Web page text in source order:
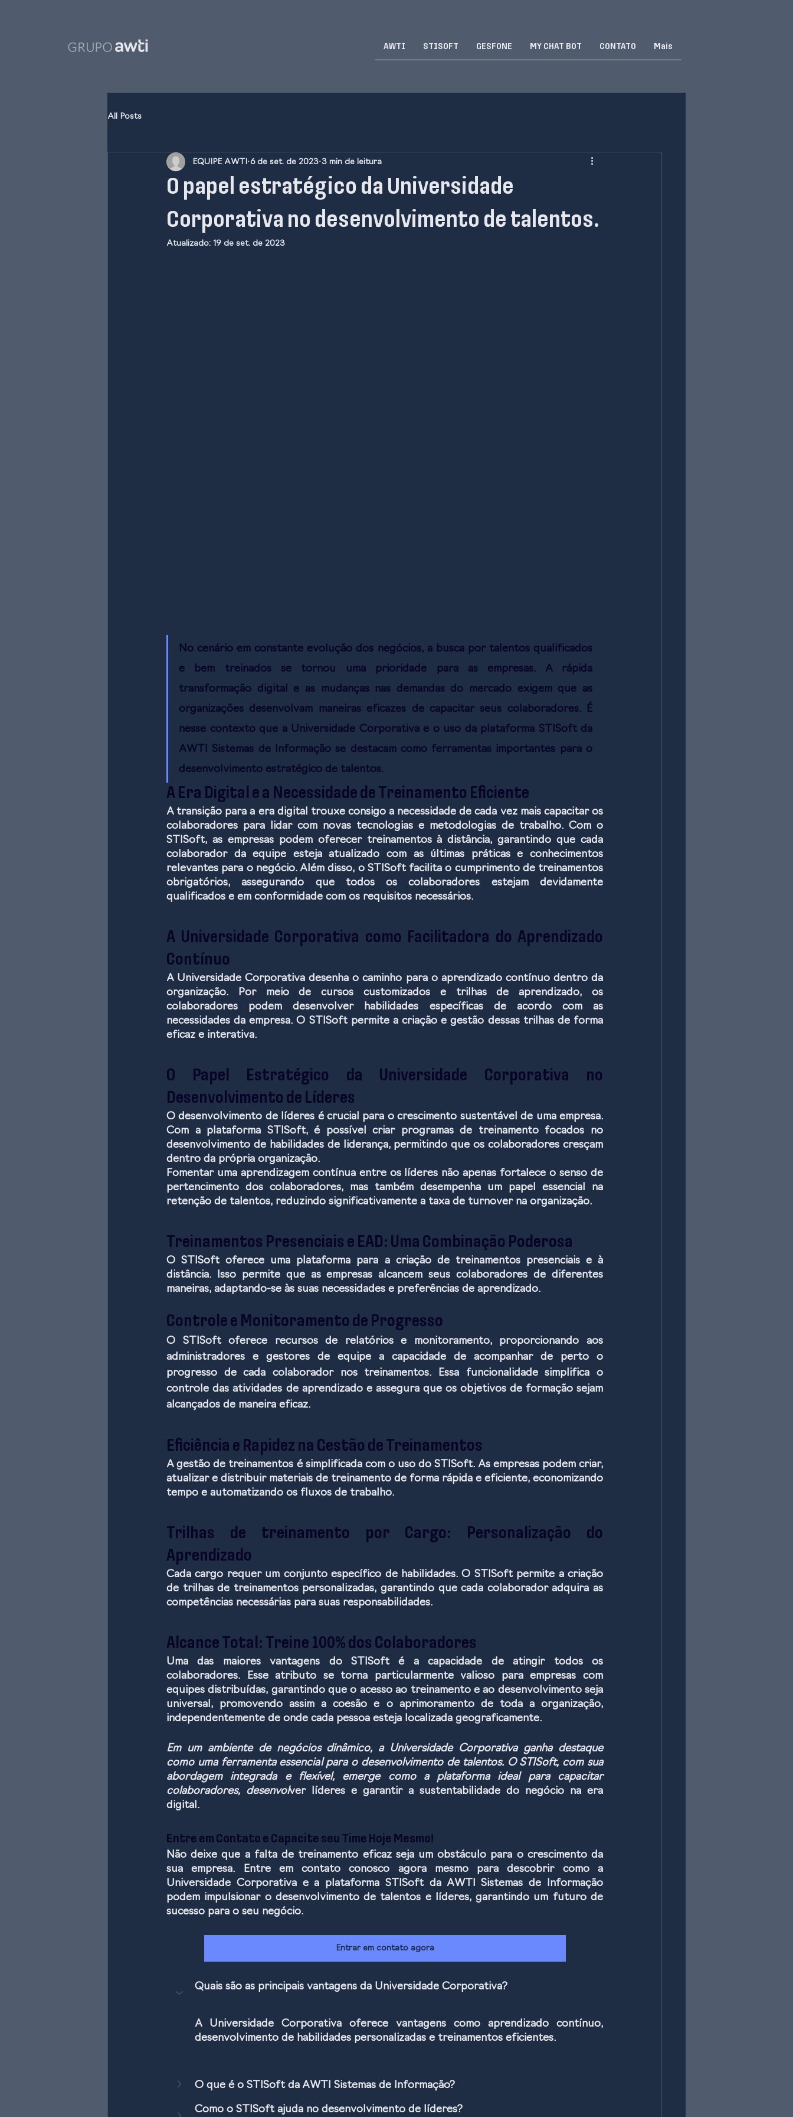
AWTI STISOFT GESFONE MY CHAT BOT CONTATO Mais
All Posts
O papel estratégico da Universidade
Corporativa no desenvolvimento de talentos.
EQUIPE AWTI 6 de set. de 2023 3 min de leitura
Atualizado: 19 de set. de 2023
No cenário em constante evolução dos negócios, a busca por talentos qualificados
e bem treinados se tornou uma prioridade para as empresas. A rápida
transformação digital e as mudanças nas demandas do mercado exigem que as
organizações desenvolvam maneiras eficazes de capacitar seus colaboradores. É
nesse contexto que a Universidade Corporativa e o uso da plataforma STISoft da
AWTI Sistemas de Informação se destacam como ferramentas importantes para o
desenvolvimento estratégico de talentos.
A Era Digital e a Necessidade de Treinamento Eficiente
A transição para a era digital trouxe consigo a necessidade de cada vez mais capacitar os
colaboradores para lidar com novas tecnologias e metodologias de trabalho. Com o
STISoft, as empresas podem oferecer treinamentos à distância, garantindo que cada
colaborador da equipe esteja atualizado com as últimas práticas e conhecimentos
relevantes para o negócio. Além disso, o STISoft facilita o cumprimento de treinamentos
obrigatórios, assegurando que todos os colaboradores estejam devidamente
qualificados e em conformidade com os requisitos necessários.
A Universidade Corporativa como Facilitadora do Aprendizado
Contínuo
A Universidade Corporativa desenha o caminho para o aprendizado contínuo dentro da
organização. Por meio de cursos customizados e trilhas de aprendizado, os
colaboradores podem desenvolver habilidades específicas de acordo com as
necessidades da empresa. O STISoft permite a criação e gestão dessas trilhas de forma
eficaz e interativa.
O Papel Estratégico da Universidade Corporativa no
Desenvolvimento de Líderes
O desenvolvimento de líderes é crucial para o crescimento sustentável de uma empresa.
Com a plataforma STISoft, é possível criar programas de treinamento focados no
desenvolvimento de habilidades de liderança, permitindo que os colaboradores cresçam
dentro da própria organização.
Fomentar uma aprendizagem contínua entre os líderes não apenas fortalece o senso de
pertencimento dos colaboradores, mas também desempenha um papel essencial na
retenção de talentos, reduzindo significativamente a taxa de turnover na organização.
Treinamentos Presenciais e EAD: Uma Combinação Poderosa
O STISoft oferece uma plataforma para a criação de treinamentos presenciais e à
distância. Isso permite que as empresas alcancem seus colaboradores de diferentes
maneiras, adaptando-se às suas necessidades e preferências de aprendizado.
Controle e Monitoramento de Progresso
O STISoft oferece recursos de relatórios e monitoramento, proporcionando aos
administradores e gestores de equipe a capacidade de acompanhar de perto o
progresso de cada colaborador nos treinamentos. Essa funcionalidade simplifica o
controle das atividades de aprendizado e assegura que os objetivos de formação sejam
alcançados de maneira eficaz.
Eficiência e Rapidez na Gestão de Treinamentos
A gestão de treinamentos é simplificada com o uso do STISoft. As empresas podem criar,
atualizar e distribuir materiais de treinamento de forma rápida e eficiente, economizando
tempo e automatizando os fluxos de trabalho.
Trilhas de treinamento por Cargo: Personalização do
Aprendizado
Cada cargo requer um conjunto específico de habilidades. O STISoft permite a criação
de trilhas de treinamentos personalizadas, garantindo que cada colaborador adquira as
competências necessárias para suas responsabilidades.
Alcance Total: Treine 100% dos Colaboradores
Uma das maiores vantagens do STISoft é a capacidade de atingir todos os
colaboradores. Esse atributo se torna particularmente valioso para empresas com
equipes distribuídas, garantindo que o acesso ao treinamento e ao desenvolvimento seja
universal, promovendo assim a coesão e o aprimoramento de toda a organização,
independentemente de onde cada pessoa esteja localizada geograficamente.
Em um ambiente de negócios dinâmico, a Universidade Corporativa ganha destaque
como uma ferramenta essencial para o desenvolvimento de talentos. O STISoft, com sua
abordagem integrada e flexível, emerge como a plataforma ideal para capacitar
colaboradores, desenvolver líderes e garantir a sustentabilidade do negócio na era
digital.
Entre em Contato e Capacite seu Time Hoje Mesmo!
Não deixe que a falta de treinamento eficaz seja um obstáculo para o crescimento da
sua empresa. Entre em contato conosco agora mesmo para descobrir como a
Universidade Corporativa e a plataforma STISoft da AWTI Sistemas de Informação
podem impulsionar o desenvolvimento de talentos e líderes, garantindo um futuro de
sucesso para o seu negócio.
Entrar em contato agora
Quais são as principais vantagens da Universidade Corporativa?
A Universidade Corporativa oferece vantagens como aprendizado contínuo,
desenvolvimento de habilidades personalizadas e treinamentos eficientes.
O que é o STISoft da AWTI Sistemas de Informação?
Como o STISoft ajuda no desenvolvimento de líderes?